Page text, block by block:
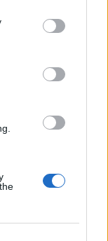
uno con una
resterà per sempre
una nuova sfida
con le
all’Inter e Mike
club a monitorare
è finito
big di Serie A. La
difensore
di oltre 200
dubbio una delle
sessione estiva.